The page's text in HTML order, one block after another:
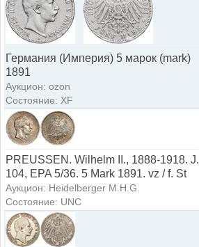
Германия (Империя) 5 марок (mark)
1891
Аукцион: ozon
Состояние: XF
PREUSSEN. Wilhelm II., 1888-1918. J.
104, EPA 5/36. 5 Mark 1891. vz / f. St
Аукцион: Heidelberger M.H.G.
Состояние: UNC